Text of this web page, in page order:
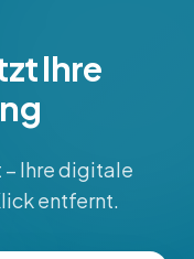
Ihre
Ihre digitale
entfernt.